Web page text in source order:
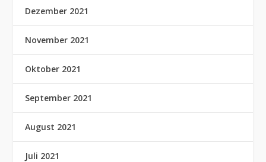
Dezember 2021
November 2021
Oktober 2021
September 2021
August 2021
Juli 2021